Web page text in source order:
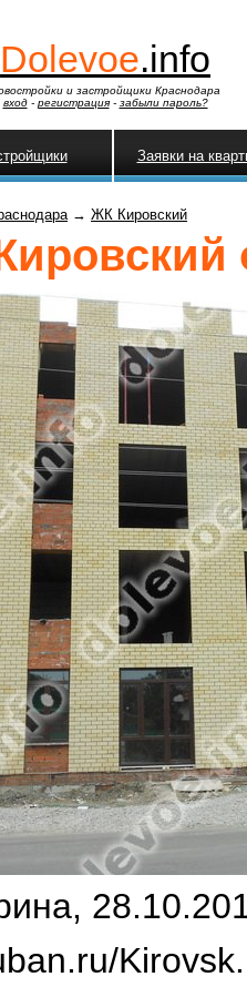
Dolevoe.info
и застройщики Краснодара
вход- регистрация- забыли пароль?
Заявки на
→ ЖК Кировский